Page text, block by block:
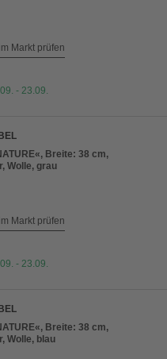
Markt prüfen
- 23.09.
Breite: 38 cm,
Wolle, grau
Markt prüfen
- 23.09.
Breite: 38 cm,
Wolle, blau